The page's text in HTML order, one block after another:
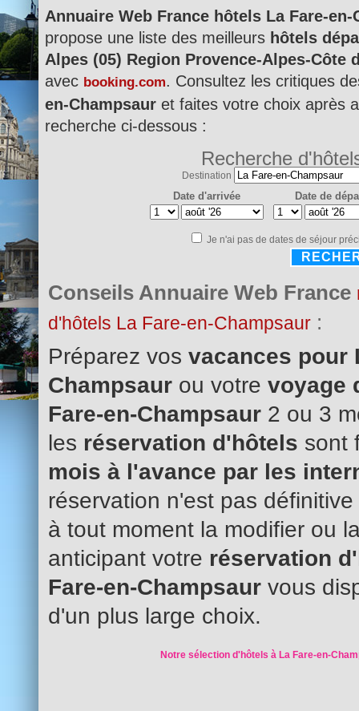
Annuaire Web France hôtels La Fare-en-
propose une liste des meilleurs hôtels
Alpes (05) Region Provence-Alpes-Côte
avec booking.com. Consultez les critiques
en-Champsaur et faites votre choix après
recherche ci-dessous :
Recherche
Destination
Date d'arrivée Date de
Je n'ai pas de dates de séjour
Conseils Annuaire Web France
d'hôtels La Fare-en-Champsaur :
Préparez vos vacances pour
Champsaur ou votre voyage
Fare-en-Champsaur 2 ou 3
les réservation d'hôtels sont
mois à l'avance par les
réservation n'est pas
à tout moment la modifier ou
anticipant votre réservation
Fare-en-Champsaur vous
d'un plus large choix.
Notre sélection d'hôtels à La Fare-en-